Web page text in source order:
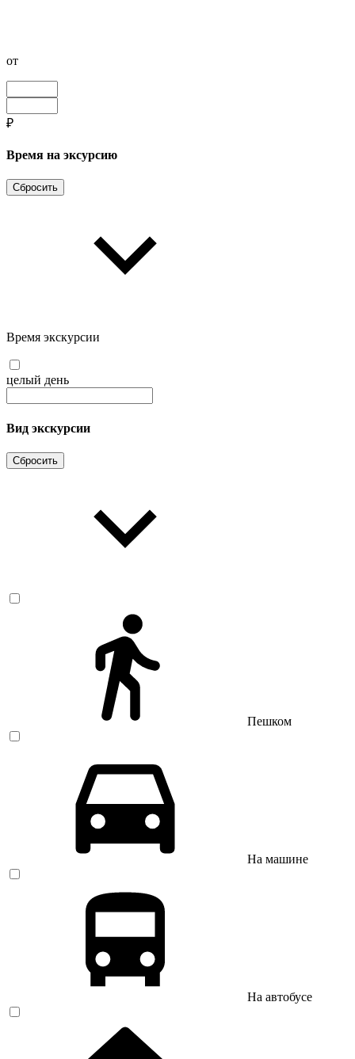
от
₽
Время на эксурсию
Сбросить
Время экскурсии
целый день
Вид экскурсии
Сбросить
Пешком
На машине
На автобусе